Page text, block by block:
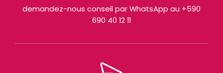
demandez-nous conseil par WhatsApp au +590
690 40 12 11